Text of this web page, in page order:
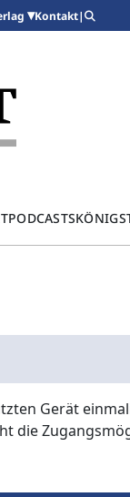
Kontakt|
PODCASTS
Gerät
die